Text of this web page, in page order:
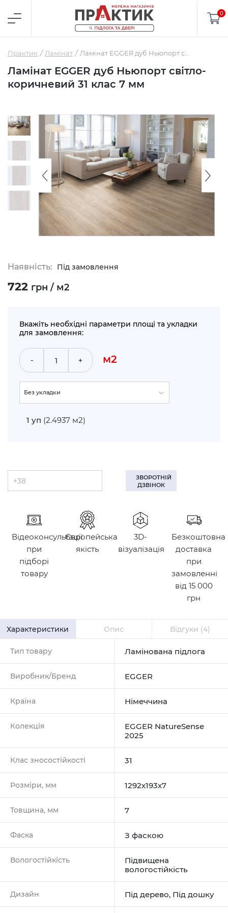
0
Практик Ламінат
Ламінат EGGER дуб Ньюпорт світло-
коричневий 31 клас 7 мм
Наявність: Під замовлення
722 грн / м2
Вкажіть необхідні параметри площі та укладки
для замовлення:
- + м2
Без укладки
1 уп (2.4937 м2)
ЗВОРОТНІЙ
ДЗВІНОК
Відеоконсультації
при
підборі
товару
Європейська
якість
3D-
візуалізація
Безкоштовна
доставка
при
замовленні
від 15 000
грн
Характеристики Опис Відгуки (4)
Тип товару Ламінована підлога
Виробник/Бренд EGGER
Країна Німеччина
Колекція
EGGER NatureSense
2025
Клас зносостійкості 31
Розміри, мм 1292х193х7
Товщина, мм 7
Фаска З фаскою
Вологостійкість
Підвищена
вологостійкість
Дизайн Під дерево, Під дошку